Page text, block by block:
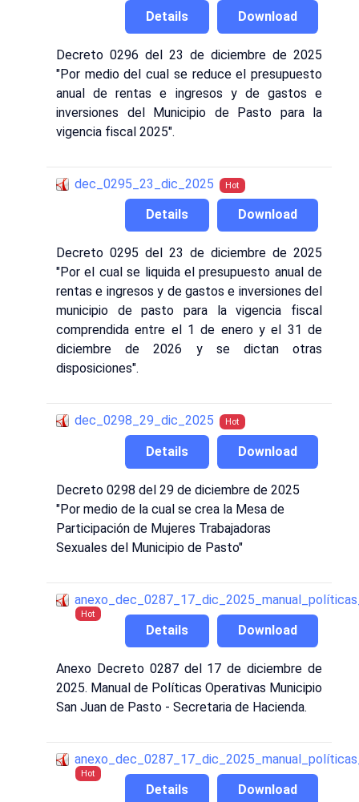
Download
Details
Decreto 0296 del 23 de diciembre de 2025
"Por medio del cual se reduce el presupuesto
anual de rentas e ingresos y de gastos e
inversiones del Municipio de Pasto para la
vigencia fiscal 2025".
dec_0295_23_dic_2025 Hot
Download
Details
Decreto 0295 del 23 de diciembre de 2025
"Por el cual se liquida el presupuesto anual de
rentas e ingresos y de gastos e inversiones del
municipio de pasto para la vigencia fiscal
comprendida entre el 1 de enero y el 31 de
diciembre de 2026 y se dictan otras
disposiciones".
dec_0298_29_dic_2025 Hot
Download
Details
Decreto 0298 del 29 de diciembre de 2025
"Por medio de la cual se crea la Mesa de
Participación de Mujeres Trabajadoras
Sexuales del Municipio de Pasto"
Hot
Download
Details
Anexo Decreto 0287 del 17 de diciembre de
2025. Manual de Políticas Operativas Municipio
San Juan de Pasto - Secretaria de Hacienda.
Hot
Download
Details